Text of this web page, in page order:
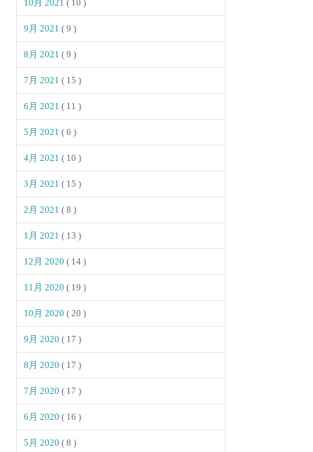
10月 2021( 10 )
9月 2021( 9 )
8月 2021( 9 )
7月 2021( 15 )
6月 2021( 11 )
5月 2021( 6 )
4月 2021( 10 )
3月 2021( 15 )
2月 2021( 8 )
1月 2021( 13 )
12月 2020( 14 )
11月 2020( 19 )
10月 2020( 20 )
9月 2020( 17 )
8月 2020( 17 )
7月 2020( 17 )
6月 2020( 16 )
5月 2020( 8 )